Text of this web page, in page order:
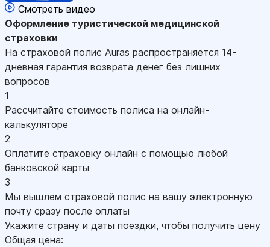
Смотреть видео
Оформление туристической медицинской
страховки
На страховой полис Auras распространяется 14-
дневная гарантия возврата денег без лишних
вопросов
1
Рассчитайте стоимость полиса на онлайн-
калькуляторе
2
Оплатите страховку онлайн с помощью любой
банковской карты
3
Мы вышлем страховой полис на вашу электронную
почту сразу после оплаты
Укажите страну и даты поездки, чтобы получить цену
Общая цена: